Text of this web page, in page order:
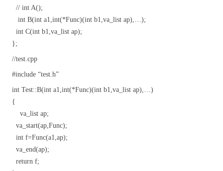
// int A();
int B(int a1,int(*Func)(int b1,va_list ap),…);
int C(int b1,va_list ap);
};
//test.cpp
#include “test.h”
int Test::B(int a1,int(*Func)(int b1,va_list ap),…)
{
va_list ap;
va_start(ap,Func);
int f=Func(a1,ap);
va_end(ap);
return f;